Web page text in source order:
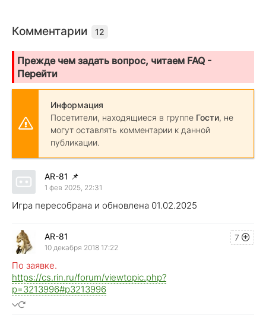
Комментарии 12
Прежде чем задать вопрос, читаем FAQ -
Перейти
Информация
Посетители, находящиеся в группе Гости, не
могут оставлять комментарии к данной
публикации.
AR-81 📌
1 фев 2025, 22:31
Игра пересобрана и обновлена 01.02.2025
7
AR-81
10 декабря 2018 17:22
По заявке.
https://cs.rin.ru/forum/viewtopic.php?
p=3213996#p3213996